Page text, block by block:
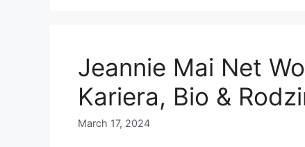
Jeannie Mai Net
Kariera, Bio &
March 17, 2024